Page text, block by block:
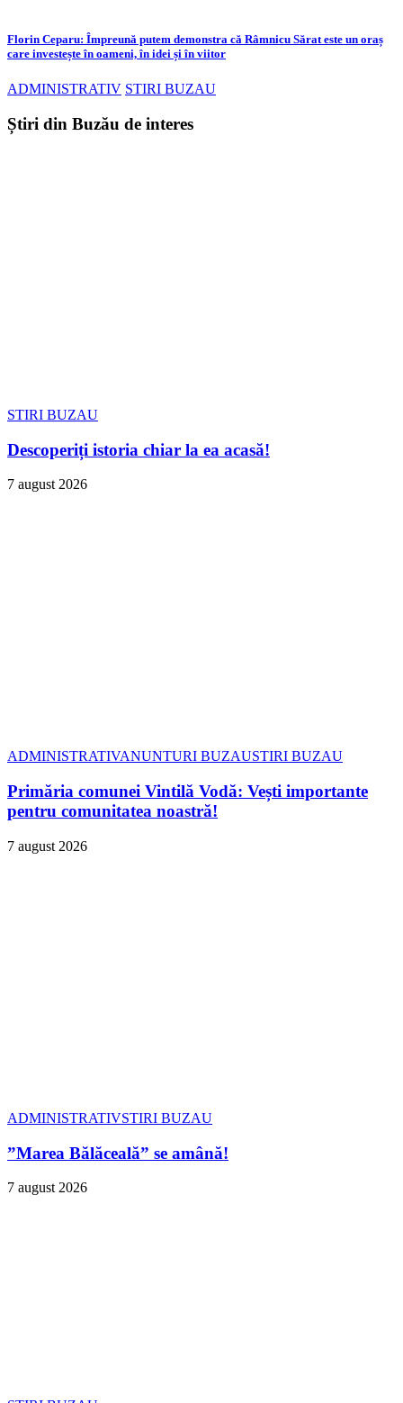
Florin Ceparu: Împreună putem demonstra că Râmnicu Sărat este un oraș
care investește în oameni, în idei și în viitor
ADMINISTRATIV STIRI BUZAU
Știri din Buzău de interes
STIRI BUZAU
Descoperiți istoria chiar la ea acasă!
7 august 2026
ADMINISTRATIVANUNTURI BUZAUSTIRI BUZAU
Primăria comunei Vintilă Vodă: Vești importante
pentru comunitatea noastră!
7 august 2026
ADMINISTRATIVSTIRI BUZAU
”Marea Bălăceală” se amână!
7 august 2026